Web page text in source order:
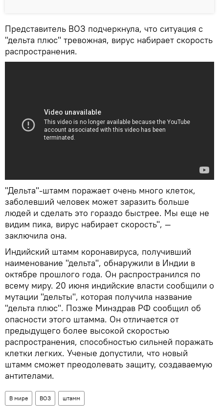
Представитель ВОЗ подчеркнула, что ситуация с
"дельта плюс" тревожная, вирус набирает скорость
распространения.
"Дельта"-штамм поражает очень много клеток,
заболевший человек может заразить больше
людей и сделать это гораздо быстрее. Мы еще не
видим пика, вирус набирает скорость", —
заключила она.
Индийский штамм коронавируса, получивший
наименование "дельта", обнаружили в Индии в
октябре прошлого года. Он распространился по
всему миру. 20 июня индийские власти сообщили о
мутации "дельты", которая получила название
"дельта плюс". Позже Минздрав РФ сообщил об
опасности этого штамма. Он отличается от
предыдущего более высокой скоростью
распространения, способностью сильней поражать
клетки легких. Ученые допустили, что новый
штамм сможет преодолевать защиту, создаваемую
антителами.
В мире ВОЗ штамм